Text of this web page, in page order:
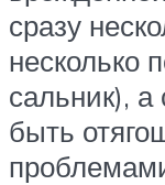
сразу
несколько
сальник),
быть